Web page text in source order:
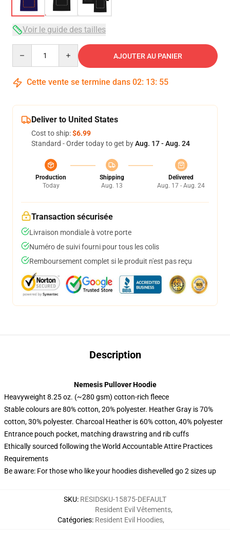
Voir le guide des tailles
AJOUTER AU PANIER
Cette vente se termine dans 02: 13: 54
Deliver to United States
Cost to ship:$6.99
Standard - Order today to get byAug. 17 - Aug. 24
Production
Today
Shipping
Aug. 13
Delivered
Aug. 17 - Aug. 24
Transaction sécurisée
Livraison mondiale à votre porte
Numéro de suivi fourni pour tous les colis
Remboursement complet si le produit n'est pas reçu
Description
Nemesis Pullover Hoodie
Heavyweight 8.25 oz. (~280 gsm) cotton-rich fleece
Stable colours are 80% cotton, 20% polyester. Heather Gray is 70%
cotton, 30% polyester. Charcoal Heather is 60% cotton, 40% polyester
Entrance pouch pocket, matching drawstring and rib cuffs
Ethically sourced following the World Accountable Attire Practices
Requirements
Be aware: For those who like your hoodies dishevelled go 2 sizes up
SKU: RESIDSKU-15875-DEFAULT
Catégories:
Resident Evil Vêtements,
Resident Evil Hoodies,